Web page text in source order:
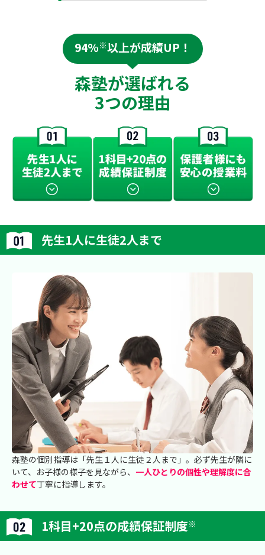
94%※以上が成績UP！
森塾が選ばれる
3つの理由
先生1人に生徒2人まで
森塾の個別指導は「先生１人に生徒２人まで」。必ず先生が隣に
いて、お子様の様子を見ながら、 一人ひとりの個性や理解度に合
わせて丁寧に指導します。
1科目+20点の成績保証制度※